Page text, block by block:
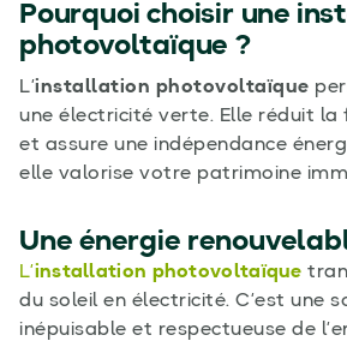
Pourquoi choisir une
photovoltaïque ?
L’installation photovoltaïque
une électricité verte. Elle réduit la
et assure une indépendance
elle valorise votre patrimoine
Une énergie
L’installation photovoltaïque
du soleil en électricité. C’est une
inépuisable et respectueuse de